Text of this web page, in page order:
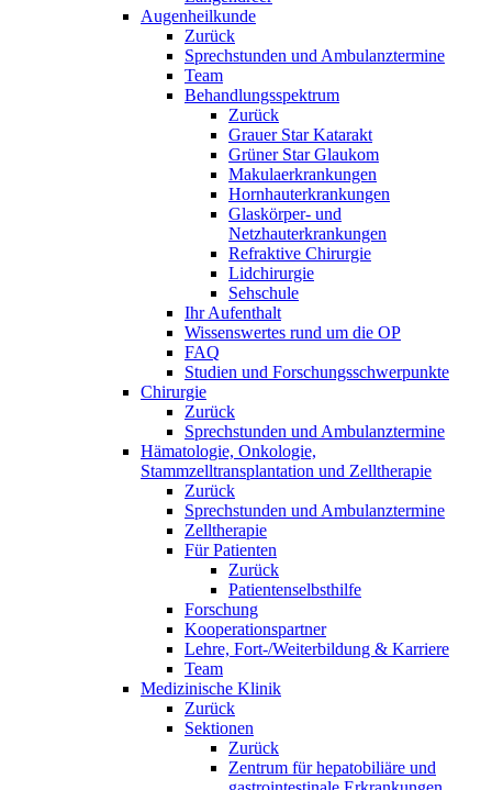
Augenheilkunde
Zurück
Sprechstunden und Ambulanztermine
Team
Behandlungsspektrum
Zurück
Grauer Star Katarakt
Grüner Star Glaukom
Makulaerkrankungen
Hornhauterkrankungen
Glaskörper- und
Netzhauterkrankungen
Refraktive Chirurgie
Lidchirurgie
Sehschule
Ihr Aufenthalt
Wissenswertes rund um die OP
FAQ
Studien und Forschungsschwerpunkte
Chirurgie
Zurück
Sprechstunden und Ambulanztermine
Hämatologie, Onkologie,
Stammzelltransplantation und Zelltherapie
Zurück
Sprechstunden und Ambulanztermine
Zelltherapie
Für Patienten
Zurück
Patientenselbsthilfe
Forschung
Kooperationspartner
Lehre, Fort-/Weiterbildung & Karriere
Team
Medizinische Klinik
Zurück
Sektionen
Zurück
Zentrum für hepatobiliäre und